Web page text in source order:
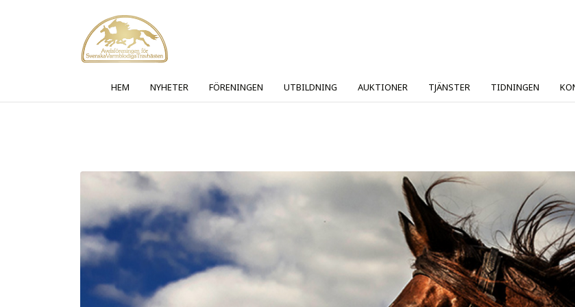
HEM NYHETER FÖRENINGEN UTBILDNING AUKTIONER TJÄNSTER TIDNINGEN